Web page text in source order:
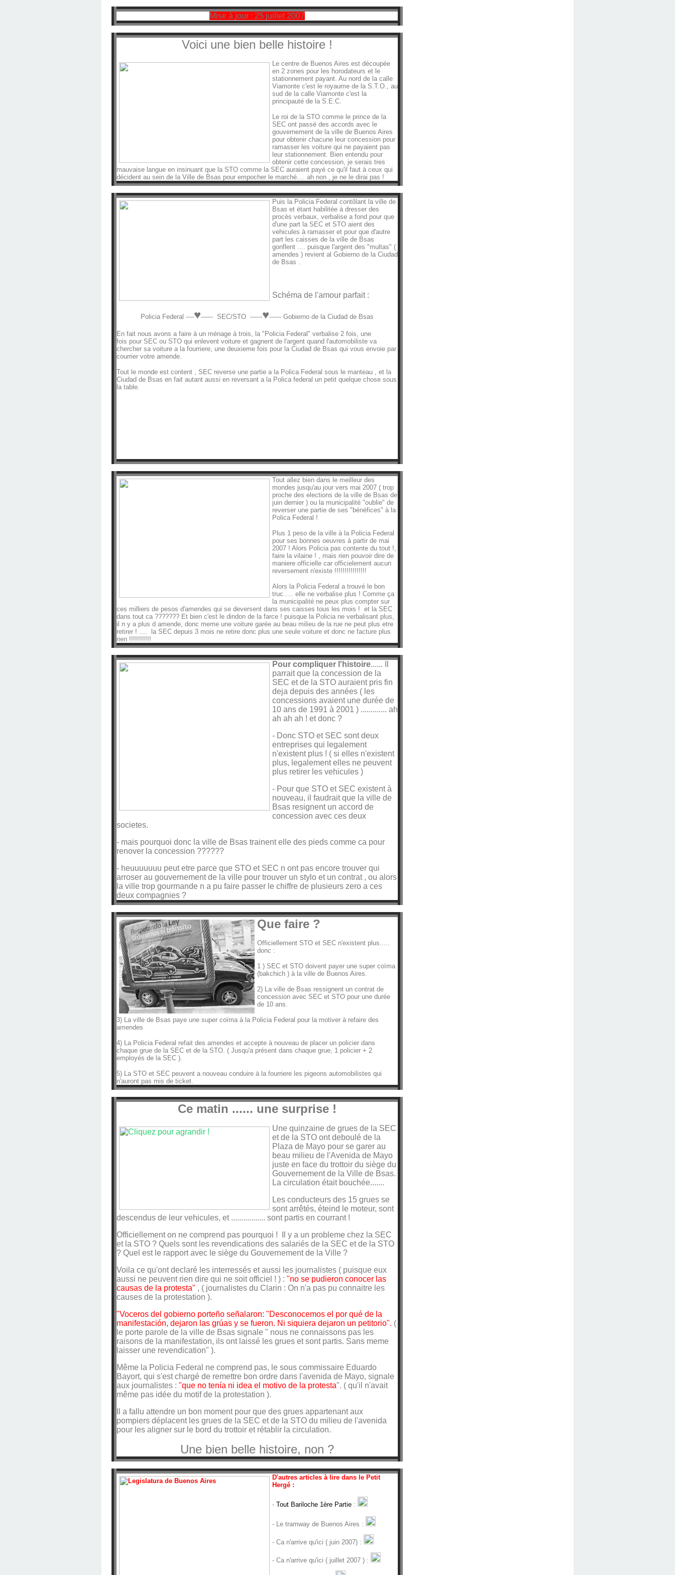
Mise à jour : 25 juillet 2007
Voici une bien belle histoire !
Le centre de Buenos Aires est découpée
en 2 zones pour les horodateurs et le
stationnement payant. Au nord de la calle
Viamonte c'est le royaume de la S.T.O., au
sud de la calle Viamonte c'est la
principauté de la S.E.C.
Le roi de la STO comme le prince de la
SEC ont passé des accords avec le
gouvernement de la ville de Buenos Aires
pour obtenir chacune leur concession pour
ramasser les voiture qui ne payaient pas
leur stationnement. Bien entendu pour
obtenir cette concession, je serais tres
mauvaise langue en insinuant que la STO comme la SEC auraient payé ce qu'il faut à ceux qui
décident au sein de la Ville de Bsas pour empocher le marché.... ah non , je ne le dirai pas !
Puis la Policia Federal contôlant la ville de
Bsas et étant habilitée à dresser des
procès verbaux, verbalise a fond pour que
d'une part la SEC et STO aient des
vehicules à ramasser et pour que d'autre
part les caisses de la ville de Bsas
gonflent .... puisque l'argent des "multas" (
amendes ) revient al Gobierno de la Ciudad
de Bsas .
Schéma de l'amour parfait :
Policia Federal ----♥------ SEC/STO ------♥------ Gobierno de la Ciudad de Bsas
En fait nous avons a faire à un ménage à trois, la "Policia Federal" verbalise 2 fois, une
fois pour SEC ou STO qui enlevent voiture et gagnent de l'argent quand l'automobiliste va
chercher sa voiture a la fourriere, une deuxieme fois pour la Ciudad de Bsas qui vous envoie par
courrier votre amende.
Tout le monde est content , SEC reverse une partie a la Polica Federal sous le manteau , et la
Ciudad de Bsas en fait autant aussi en reversant a la Polica federal un petit quelque chose sous
la table.
Tout allez bien dans le meilleur des
mondes jusqu'au jour vers mai 2007 ( trop
proche des elections de la ville de Bsas de
juin dernier ) ou la municipalité "oublie" de
reverser une partie de ses "bénéfices" à la
Polica Federal !
Plus 1 peso de la ville à la Policia Federal
pour ses bonnes oeuvres à partir de mai
2007 ! Alors Policia pas contente du tout !,
faire la vilaine ! , mais rien pouvoir dire de
maniere officielle car officielement aucun
reversement n'existe !!!!!!!!!!!!!!!!
Alors la Policia Federal a trouvé le bon
truc..... elle ne verbalise plus ! Comme ça
la municipalité ne peux plus compter sur
ces milliers de pesos d'amendes qui se deversent dans ses caisses tous les mois ! et la SEC
dans tout ca ??????? Et bien c'est le dindon de la farce ! puisque la Policia ne verbalisant plus,
il n y a plus d amende, donc meme une voiture garée au beau milieu de la rue ne peut plus etre
retirer ! .... la SEC depuis 3 mois ne retire donc plus une seule voiture et donc ne facture plus
rien !!!!!!!!!!!
Pour compliquer l'histoire...... Il
parrait que la concession de la
SEC et de la STO auraient pris fin
deja depuis des années ( les
concessions avaient une durée de
10 ans de 1991 à 2001 ) ............. ah
ah ah ah ! et donc ?
- Donc STO et SEC sont deux
entreprises qui legalement
n'existent plus ! ( si elles n'existent
plus, legalement elles ne peuvent
plus retirer les vehicules )
- Pour que STO et SEC existent à
nouveau, il faudrait que la ville de
Bsas resignent un accord de
concession avec ces deux
societes.
- mais pourquoi donc la ville de Bsas trainent elle des pieds comme ca pour
renover la concession ??????
- heuuuuuuu peut etre parce que STO et SEC n ont pas encore trouver qui
arroser au gouvernement de la ville pour trouver un stylo et un contrat , ou alors
la ville trop gourmande n a pu faire passer le chiffre de plusieurs zero a ces
deux compagnies ?
Que faire ?
Officiellement STO et SEC n'existent plus.....
donc :
1 ) SEC et STO doivent payer une super coïma
(bakchich ) à la ville de Buenos Aires.
2) La ville de Bsas ressignent un contrat de
concession avec SEC et STO pour une durée
de 10 ans.
3) La ville de Bsas paye une super coïma à la Policia Federal pour la motiver à refaire des
amendes
4) La Policia Federal refait des amendes et accepte à nouveau de placer un policier dans
chaque grue de la SEC et de la STO. ( Jusqu'a présent dans chaque grue, 1 policier + 2
employés de la SEC ).
5) La STO et SEC peuvent a nouveau conduire à la fourriere les pigeons automobilistes qui
n'auront pas mis de ticket.
Ce matin ...... une surprise !
Une quinzaine de grues de la SEC
et de la STO ont deboulé de la
Plaza de Mayo pour se garer au
beau milieu de l'Avenida de Mayo
juste en face du trottoir du siège du
Gouvernement de la Ville de Bsas.
La circulation était bouchée.......
Les conducteurs des 15 grues se
sont arrêtés, éteind le moteur, sont
descendus de leur vehicules, et ................. sont partis en courrant !
Officiellement on ne comprend pas pourquoi ! Il y a un probleme chez la SEC
et la STO ? Quels sont les revendications des salariés de la SEC et de la STO
? Quel est le rapport avec le siège du Gouvernement de la Ville ?
Voila ce qu'ont declaré les interressés et aussi les journalistes ( puisque eux
aussi ne peuvent rien dire qui ne soit officiel ! ) : "no se pudieron conocer las
causas de la protesta" , ( journalistes du Clarin : On n'a pas pu connaitre les
causes de la protestation ).
"Voceros del gobierno porteño señalaron: "Desconocemos el por qué de la
manifestación, dejaron las grúas y se fueron. Ni siquiera dejaron un petitorio". (
le porte parole de la ville de Bsas signale " nous ne connaissons pas les
raisons de la manifestation, ils ont laissé les grues et sont partis. Sans meme
laisser une revendication" ).
Même la Policia Federal ne comprend pas, le sous commissaire Eduardo
Bayort, qui s'est chargé de remettre bon ordre dans l'avenida de Mayo, signale
aux journalistes : "que no tenía ni idea el motivo de la protesta". ( qu'il n'avait
même pas idée du motif de la protestation ).
Il a fallu attendre un bon moment pour que des grues appartenant aux
pompiers déplacent les grues de la SEC et de la STO du milieu de l'avenida
pour les aligner sur le bord du trottoir et rétablir la circulation.
Une bien belle histoire, non ?
D'autres articles à lire dans le Petit
Hergé :
- Tout Bariloche 1ère Partie :
- Le tramway de Buenos Aires :
- Ca n'arrive qu'ici ( juin 2007) :
- Ca n'arrive qu'ici ( juillet 2007 ) :